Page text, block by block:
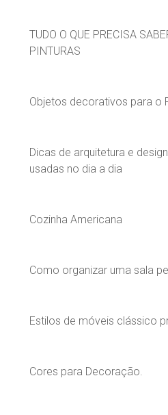
TUDO O QUE PRECISA
PINTURAS
Objetos decorativos para o
Dicas de arquitetura e
usadas no dia a dia
Cozinha Americana
Como organizar uma sala
Estilos de móveis clássico
Cores para Decoração.